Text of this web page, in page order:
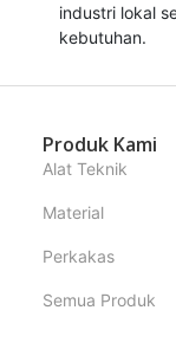
industri lokal
kebutuhan.
Produk Kami
Alat Teknik
Material
Perkakas
Semua Produk